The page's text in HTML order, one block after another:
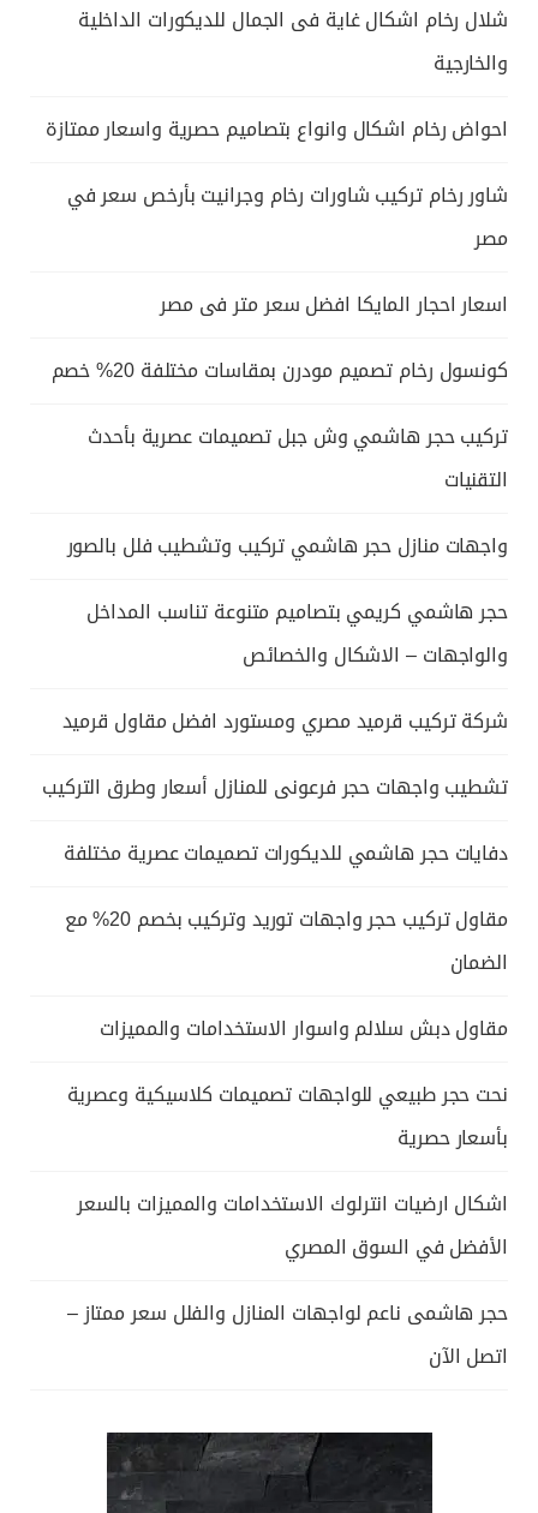
شلال رخام اشكال غاية فى الجمال للديكورات الداخلية
والخارجية
احواض رخام اشكال وانواع بتصاميم حصرية واسعار ممتازة
شاور رخام تركيب شاورات رخام وجرانيت بأرخص سعر في
مصر
اسعار احجار المايكا افضل سعر متر فى مصر
كونسول رخام تصميم مودرن بمقاسات مختلفة 20% خصم
تركيب حجر هاشمي وش جبل تصميمات عصرية بأحدث
التقنيات
واجهات منازل حجر هاشمي تركيب وتشطيب فلل بالصور
حجر هاشمي كريمي بتصاميم متنوعة تناسب المداخل
والواجهات – الاشكال والخصائص
شركة تركيب قرميد مصري ومستورد افضل مقاول قرميد
تشطيب واجهات حجر فرعونى للمنازل أسعار وطرق التركيب
دفايات حجر هاشمي للديكورات تصميمات عصرية مختلفة
مقاول تركيب حجر واجهات توريد وتركيب بخصم 20% مع
الضمان
مقاول دبش سلالم واسوار الاستخدامات والمميزات
نحت حجر طبيعي للواجهات تصميمات كلاسيكية وعصرية
بأسعار حصرية
اشكال ارضيات انترلوك الاستخدامات والمميزات بالسعر
الأفضل في السوق المصري
حجر هاشمى ناعم لواجهات المنازل والفلل سعر ممتاز –
اتصل الآن